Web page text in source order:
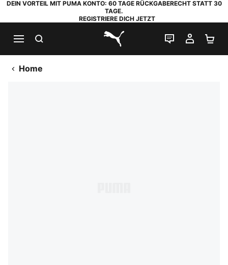
DEIN VORTEIL MIT PUMA KONTO: 60 TAGE RÜCKGABERECHT STATT 30
TAGE.
REGISTRIERE DICH JETZT
PUMA.com
LIVE-CHAT
MEIN
Home